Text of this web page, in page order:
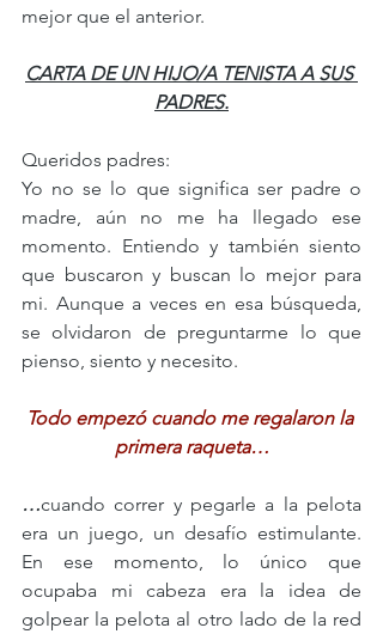
mejor que el anterior.
CARTA DE UN HIJO/A TENISTA A SUS
PADRES.
Queridos padres:
Yo no se lo que significa ser padre o
madre, aún no me ha llegado ese
momento. Entiendo y también siento
que buscaron y buscan lo mejor para
mi. Aunque a veces en esa búsqueda,
se olvidaron de preguntarme lo que
pienso, siento y necesito.
Todo empezó cuando me regalaron la
primera raqueta…
…cuando correr y pegarle a la pelota
era un juego, un desafío estimulante.
En ese momento, lo único que
ocupaba mi cabeza era la idea de
golpear la pelota al otro lado de la red